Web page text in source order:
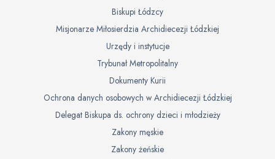
Biskupi Łódzcy
Misjonarze Miłosierdzia Archidiecezji Łódzkiej
Urzędy i instytucje
Trybunał Metropolitalny
Dokumenty Kurii
Ochrona danych osobowych w Archidiecezji Łódzkiej
Delegat Biskupa ds. ochrony dzieci i młodzieży
Zakony męskie
Zakony żeńskie